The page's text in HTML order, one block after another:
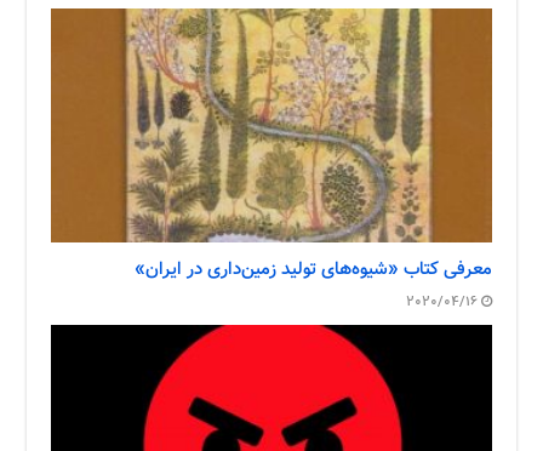
معرفی کتاب «شیوه‌های تولید زمین‌داری در ایران»
2020/04/16